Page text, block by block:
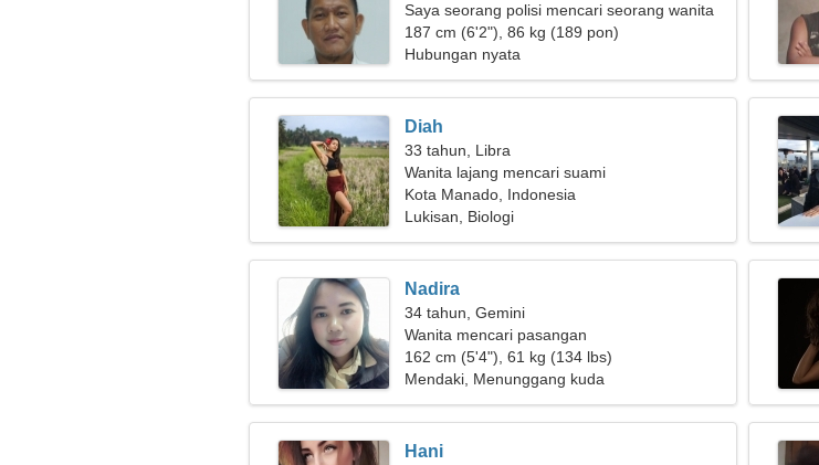
Saya seorang polisi mencari seorang wanita
yang ramah
187 cm (6'2"), 86 kg (189 pon)
Hubungan nyata
Diah
33 tahun, Libra
Wanita lajang mencari suami
Kota Manado, Indonesia
Lukisan, Biologi
Nadira
34 tahun, Gemini
Wanita mencari pasangan
162 cm (5'4"), 61 kg (134 lbs)
Mendaki, Menunggang kuda
Hani